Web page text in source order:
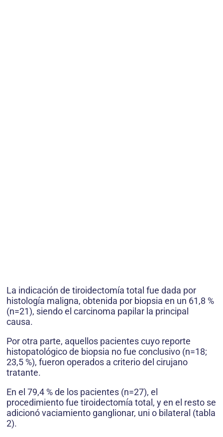
La indicación de tiroidectomía total fue dada por
histología maligna, obtenida por biopsia en un 61,8 %
(n=21), siendo el carcinoma papilar la principal
causa.
Por otra parte, aquellos pacientes cuyo reporte
histopatológico de biopsia no fue conclusivo (n=18;
23,5 %), fueron operados a criterio del cirujano
tratante.
En el 79,4 % de los pacientes (n=27), el
procedimiento fue tiroidectomía total, y en el resto se
adicionó vaciamiento ganglionar, uni o bilateral (tabla
2).